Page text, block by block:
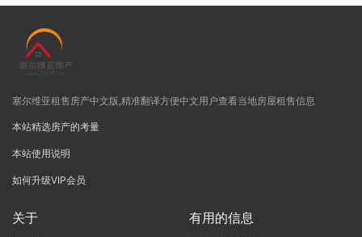
塞尔维亚租售房产中文版,精准翻译方便中文用户查看当地房屋租售信息
本站精选房产的考量
本站使用说明
如何升级VIP会员
关于 有用的信息